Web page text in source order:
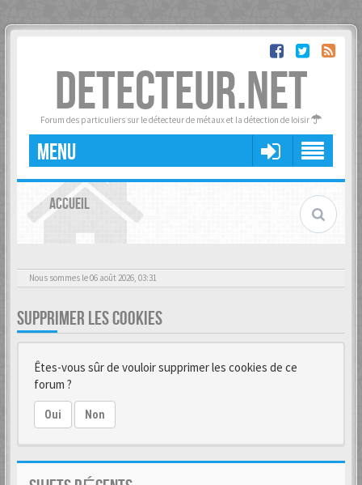
DETECTEUR.NET
Forum des particuliers sur le détecteur de métaux et la détection de loisir
MENU
ACCUEIL
Nous sommes le 06 août 2026, 03:31
SUPPRIMER LES COOKIES
Êtes-vous sûr de vouloir supprimer les cookies de ce
forum ?
Oui Non